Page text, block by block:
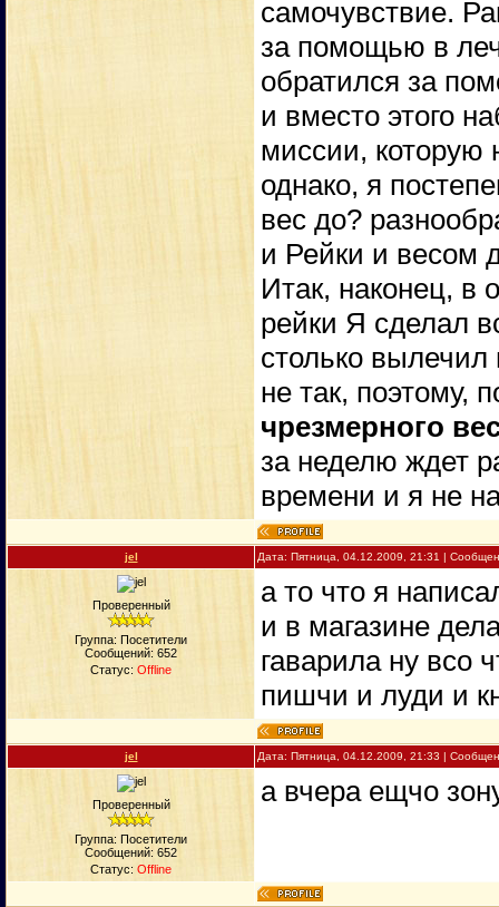
самочувствие.
за помощью в
обратился за
и вместо этого
миссии, которую
однако, я
вес до?
и Рейки и весом
Итак, наконец, в
рейки Я сделал
столько
не так, поэтому,
чрезмерного
за неделю ждет
времени и я не
jel Дата: Пятница, 04.12.2009, 21:31 |
Проверенный
Группа: Посетители
Сообщений: 652
Статус: Offline
а то что я
и в магазине
гаварила ну всо
пишчи и луди и
jel Дата: Пятница, 04.12.2009, 21:33 |
Проверенный
Группа: Посетители
Сообщений: 652
Статус: Offline
а вчера ещчо